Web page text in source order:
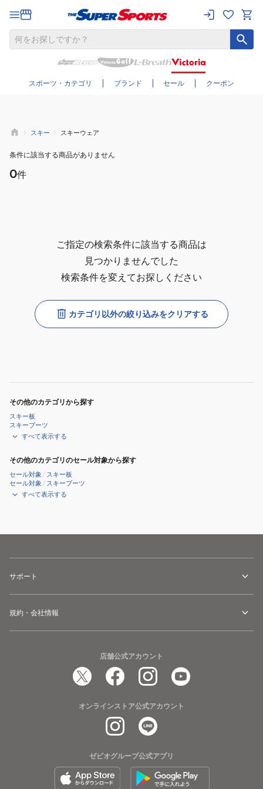
スポーツ・カテゴリ ブランド セール クーポン
さらに絞り込む
スキー スキーウェア
条件に該当する商品がありません
0件
ご指定の検索条件に該当する商品は
見つかりませんでした
検索条件を変えてお探しください
カテゴリ以外の絞り込みをクリアする
その他のカテゴリから探す
スキー板
スキーブーツ
すべて表示する
その他のカテゴリのセール対象から探す
セール対象 / スキー板
セール対象 / スキーブーツ
すべて表示する
サポート
規約・会社情報
店舗公式アカウント
オンラインストア公式アカウント
ゼビオグループ公式アプリ